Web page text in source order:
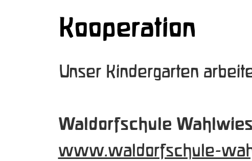
Kooperation
Unser Kindergarten
Waldorfschule Wahlwies
www.waldorfschule-